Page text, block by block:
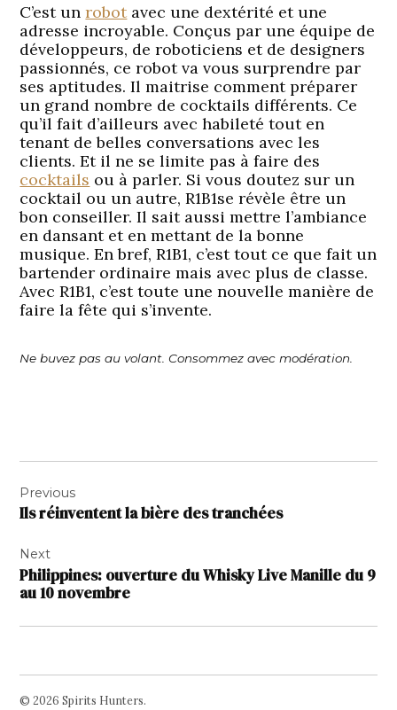
C’est unrobotavec une dextérité et une
adresse incroyable. Conçus par une équipe de
développeurs, de roboticiens et de designers
passionnés, ce robot va vous surprendre par
ses aptitudes. Il maitrise comment préparer
un grand nombre de cocktails différents. Ce
qu’il fait d’ailleurs avec habileté tout en
tenant de belles conversations avec les
clients. Et il ne se limite pas à faire des
cocktails ou à parler. Si vous doutez sur un
cocktail ou un autre, R1B1se révèle être un
bon conseiller. Il sait aussi mettre l’ambiance
en dansant et en mettant de la bonne
musique. En bref, R1B1, c’est tout ce que fait un
bartender ordinaire mais avec plus de classe.
Avec R1B1, c’est toute une nouvelle manière de
faire la fête qui s’invente.
Ne buvez pas au volant. Consommez avec modération.
de
l’article
Previous
Ils réinventent la bière des tranchées
Next
Philippines: ouverture du Whisky Live Manille du 9
au 10 novembre
© 2026 Spirits Hunters.